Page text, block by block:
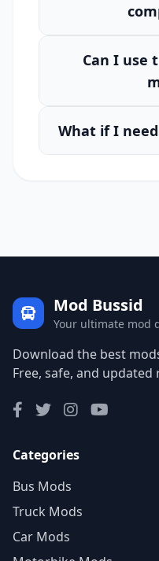
Can I use
What if I
Mod Bussid
Your ultimate mod
Download the best
Free, safe, and updated
Categories
Bus Mods
Truck Mods
Car Mods